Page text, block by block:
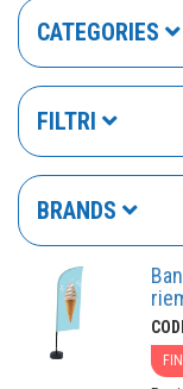
CATEGORIES
FILTRI
BRANDS